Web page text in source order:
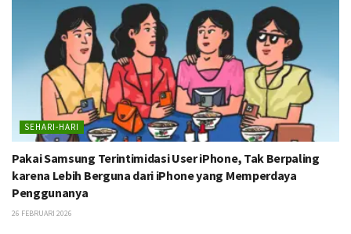
SEHARI-HARI
Pakai Samsung Terintimidasi User iPhone, Tak Berpaling
karena Lebih Berguna dari iPhone yang Memperdaya
Penggunanya
26 FEBRUARI 2026